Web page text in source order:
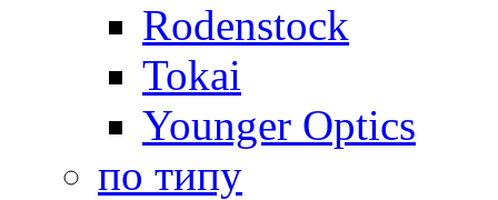
Rodenstock
Tokai
Younger Optics
по типу